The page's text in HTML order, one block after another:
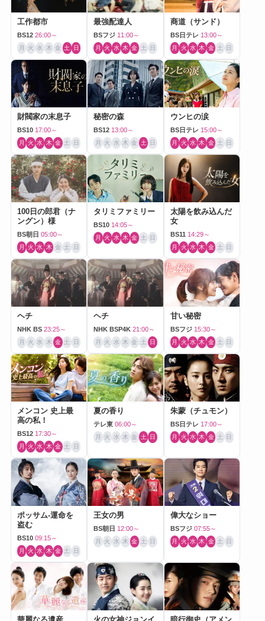
工作都市
BS12 26:00～
月 火 水 木 金 土 日
最強配達人
BSフジ 11:00～
月 火 水 木 金 土 日
商道（サンド）
BS日テレ 13:00～
月 火 水 木 金 土 日
財閥家の末息子
BS10 17:00～
月 火 水 木 金 土 日
秘密の森
BS12 13:00～
月 火 水 木 金 土 日
ウンヒの涙
BS日テレ 15:00～
月 火 水 木 金 土 日
100日の郎君（ナ
ングン）様
BS朝日 05:00～
月 火 水 木 金 土 日
タリミファミリー
BS10 14:05～
月 火 水 木 金 土 日
太陽を飲み込んだ
女
BS11 14:29～
月 火 水 木 金 土 日
ヘチ
NHK BS 23:25～
月 火 水 木 金 土 日
ヘチ
NHK BSP4K 21:00～
月 火 水 木 金 土 日
甘い秘密
BSフジ 15:30～
月 火 水 木 金 土 日
メンコン 史上最
高の私！
BS12 17:30～
月 火 水 木 金 土 日
夏の香り
テレ東 06:00～
月 火 水 木 金 土 日
朱蒙（チュモン）
BS日テレ 17:00～
月 火 水 木 金 土 日
ポッサム-運命を
盗む
BS10 09:15～
月 火 水 木 金 土 日
王女の男
BS朝日 12:00～
月 火 水 木 金 土 日
偉大なショー
BSフジ 07:55～
月 火 水 木 金 土 日
華麗なる遺産 火の女神ジョンイ 暗行御史（アメン